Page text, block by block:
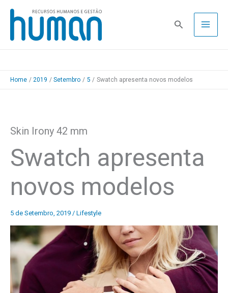
Skip
content
Pesquisa
Home 2019 Setembro 5 Swatch apresenta novos modelos
Skin Irony 42 mm
Swatch apresenta
novos modelos
5 de Setembro, 2019 / Lifestyle